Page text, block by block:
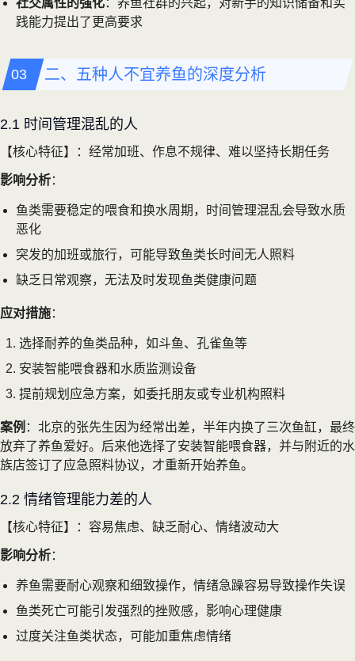
践能力提出了更高要求
二、五种人不宜养鱼的深度分析
2.1 时间管理混乱的人
【核心特征】：经常加班、作息不规律、难以坚持长期任务
影响分析：
鱼类需要稳定的喂食和换水周期，时间管理混乱会导致水质
恶化
突发的加班或旅行，可能导致鱼类长时间无人照料
缺乏日常观察，无法及时发现鱼类健康问题
应对措施：
选择耐养的鱼类品种，如斗鱼、孔雀鱼等
安装智能喂食器和水质监测设备
提前规划应急方案，如委托朋友或专业机构照料
案例 ：北京的张先生因为经常出差，半年内换了三次鱼缸，最终
放弃了养鱼爱好。后来他选择了安装智能喂食器，并与附近的水
族店签订了应急照料协议，才重新开始养鱼。
2.2 情绪管理能力差的人
【核心特征】：容易焦虑、缺乏耐心、情绪波动大
影响分析：
养鱼需要耐心观察和细致操作，情绪急躁容易导致操作失误
鱼类死亡可能引发强烈的挫败感，影响心理健康
过度关注鱼类状态，可能加重焦虑情绪